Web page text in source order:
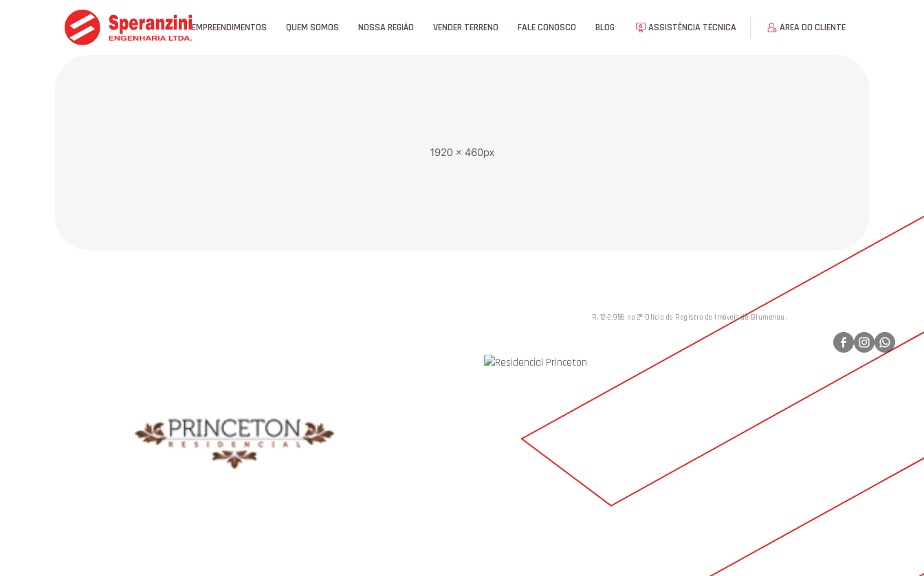
EMPREENDIMENTOS QUEM SOMOS NOSSA REGIÃO VENDER TERRENO FALE CONOSCO BLOG ASSISTÊNCIA TÉCNICA ÁREA DO CLIENTE
R.12-2.956 no 2º Ofício de Registro de Imóveis de Blumenau.